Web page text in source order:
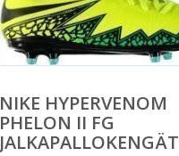
NIKE HYPERVENOM
PHELON II FG
JALKAPALLOKENGÄT